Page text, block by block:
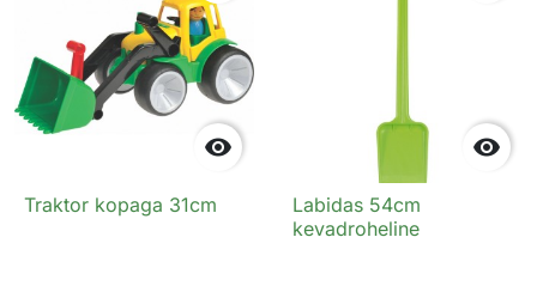

Traktor kopaga 31cm

Labidas 54cm
kevadroheline